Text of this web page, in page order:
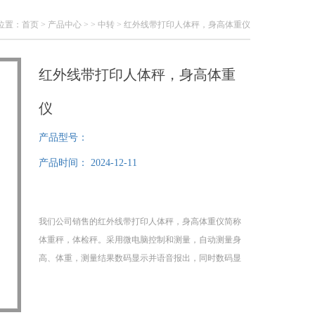
置： 首页 > 产品中心 > > 中转 > 红外线带打印人体秤，身高体重仪
红外线带打印人体秤，身高体重
仪
产品型号：
产品时间： 2024-12-11
我们公司销售的红外线带打印人体秤，身高体重仪简称
体重秤，体检秤。采用微电脑控制和测量，自动测量身
高、体重，测量结果数码显示并语音报出，同时数码显